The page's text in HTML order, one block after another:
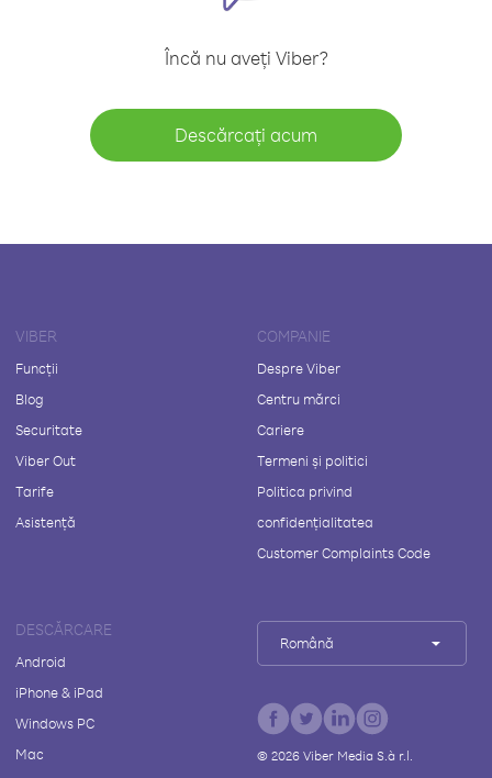
Încă nu aveți Viber?
Descărcați acum
VIBER
Funcții
Blog
Securitate
Viber Out
Tarife
Asistență
COMPANIE
Despre Viber
Centru mărci
Cariere
Termeni și politici
Politica privind
confidențialitatea
Customer Complaints Code
DESCĂRCARE
Android
iPhone & iPad
Windows PC
Mac
Română
© 2026Viber Media S.à r.l.